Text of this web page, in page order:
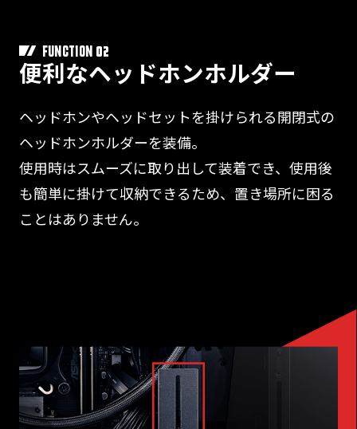
FUNCTION 02
便利なヘッドホンホルダー
ヘッドホンやヘッドセットを掛けられる開閉式の
ヘッドホンホルダーを装備。
使用時はスムーズに取り出して装着でき、使用後
も簡単に掛けて収納できるため、置き場所に困る
ことはありません。